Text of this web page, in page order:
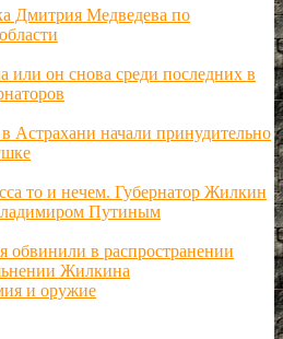
Дмитрия Медведева по
или он снова среди последних в
Астрахани начали принудительно
то и нечем. Губернатор Жилкин
Путиным
обвинили в распространении
Жилкина
и оружие